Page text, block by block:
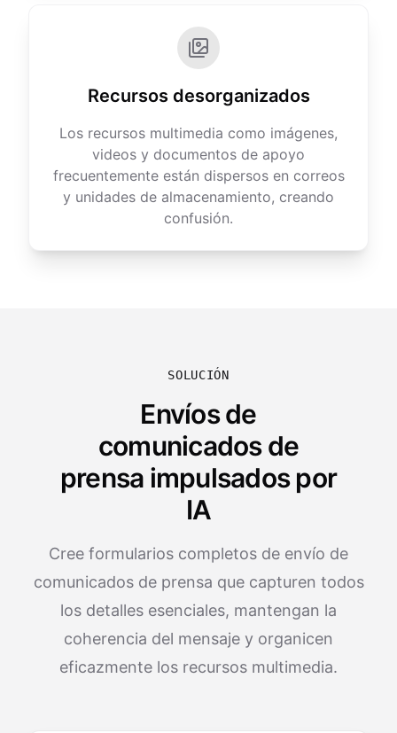
Recursos desorganizados
Los recursos multimedia como imágenes,
videos y documentos de apoyo
frecuentemente están dispersos en correos
y unidades de almacenamiento, creando
confusión.
SOLUCIÓN
Envíos de
comunicados de
prensa impulsados por
IA
Cree formularios completos de envío de
comunicados de prensa que capturen todos
los detalles esenciales, mantengan la
coherencia del mensaje y organicen
eficazmente los recursos multimedia.